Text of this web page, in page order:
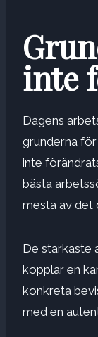
inte
Dagens
grunderna
inte
bästa
mesta av det
De starkaste
kopplar en
konkreta
med en